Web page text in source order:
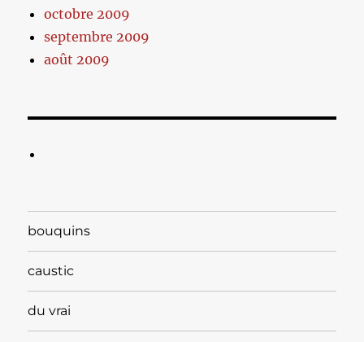
octobre 2009
septembre 2009
août 2009
bouquins
caustic
du vrai